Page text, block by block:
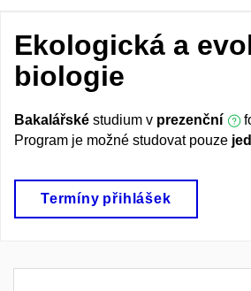
Ekologická a
biologie
Bakalářské studium v prezenční
Program je možné studovat pouze
Termíny přihlášek